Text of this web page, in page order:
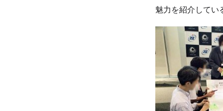
魅力を紹介してい